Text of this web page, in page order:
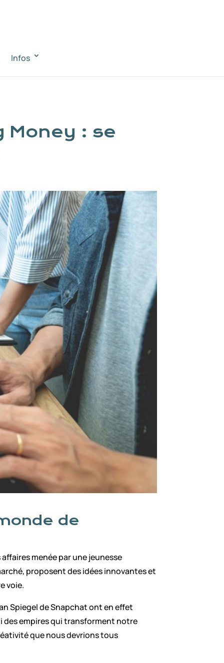
Infos
Money : se
de
menée par une jeunesse
proposent des idées innovantes et
voie.
Spiegel de Snapchat ont en effet
des empires qui transforment notre
que nous devrions tous